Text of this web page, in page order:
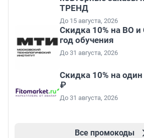
ТРЕНД
До 15 августа, 2026
Скидка 10% на ВО
год обучения
До 31 августа, 2026
Скидка 10% на
₽
До 31 августа, 2026
Все промокоды